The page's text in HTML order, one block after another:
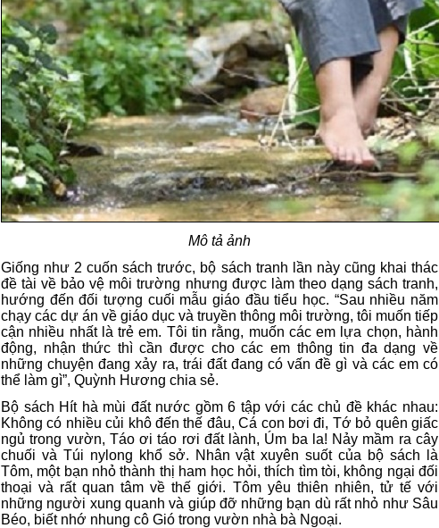
Mô tả ảnh
Giống như 2 cuốn sách trước, bộ sách tranh lần này cũng khai thác
đề tài về bảo vệ môi trường nhưng được làm theo dạng sách tranh,
hướng đến đối tượng cuối mẫu giáo đầu tiểu học. “Sau nhiều năm
chạy các dự án về giáo dục và truyền thông môi trường, tôi muốn tiếp
cận nhiều nhất là trẻ em. Tôi tin rằng, muốn các em lựa chọn, hành
động, nhận thức thì cần được cho các em thông tin đa dạng về
những chuyện đang xảy ra, trái đất đang có vấn đề gì và các em có
thể làm gì”, Quỳnh Hương chia sẻ.
Bộ sách Hít hà mùi đất nước gồm 6 tập với các chủ đề khác nhau:
Không có nhiều củi khô đến thế đâu, Cá con bơi đi, Tớ bỏ quên giấc
ngủ trong vườn, Táo ơi táo rơi đất lành, Úm ba la! Nảy mầm ra cây
chuối và Túi nylong khổ sở. Nhân vật xuyên suốt của bộ sách là
Tôm, một bạn nhỏ thành thị ham học hỏi, thích tìm tòi, không ngại đối
thoại và rất quan tâm về thế giới. Tôm yêu thiên nhiên, tử tế với
những người xung quanh và giúp đỡ những bạn dù rất nhỏ như Sâu
Béo, biết nhớ nhung cô Gió trong vườn nhà bà Ngoại.